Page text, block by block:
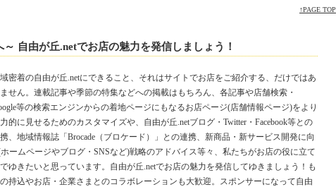
↑PAGE TOP
～ 自由が丘.netでお店の魅力を発信しましょう！
密着の自由が丘.netにできること、それはサイトでお店をご紹介する、だけではあ
せん。連載記事や季節の特集などへの掲載はもちろん、各記事や店舗検索・
等の検索エンジンからの着地ページにもなるお店ページ(店舗情報ページ)をより
的に見せるためのカスタマイズや、自由が丘.netブログ・Twitter・Facebook等との
、地域情報誌「Brocade（ブロケード）」との連携、新商品・新サービス開発に向
ームページやブログ・SNSなど)戦略のアドバイス等々、私たちがお店の役に立て
ゆきたいと思っています。自由が丘.netでお店の魅力を発信してゆきましょう！も
持込やお店・企業さまとのコラボレーションも大歓迎。スポンサーになって自由